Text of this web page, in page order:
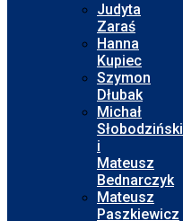
Judyta
Zaraś
Hanna
Kupiec
Szymon
Dłubak
Michał
Słobodziński
i
Mateusz
Bednarczyk
Mateusz
Paszkiewicz